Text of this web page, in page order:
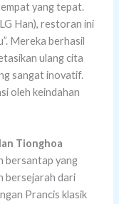
yang tepat.
Han), restoran ini
Mereka berhasil
ulang cita
sangat inovatif.
oleh keindahan
Tionghoa
bersantap yang
bersejarah dari
Prancis klasik